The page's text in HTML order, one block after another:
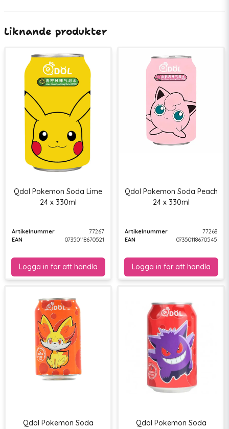
Liknande produkter
Qdol Pokemon Soda Lime
24 x 330ml
Artikelnummer
77267
EAN
07350118670521
Qdol Pokemon Soda Peach
24 x 330ml
Artikelnummer
77268
EAN
07350118670545
Qdol Pokemon Soda
Qdol Pokemon Soda